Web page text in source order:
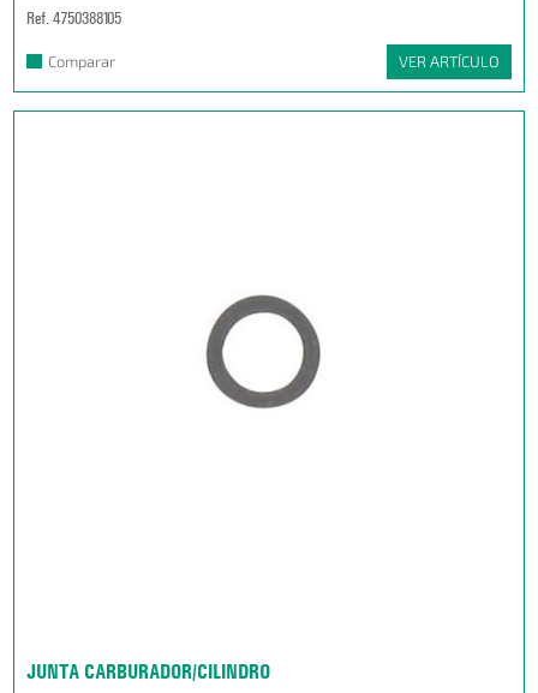
Ref. 4750388105
Comparar VER ARTÍCULO
JUNTA CARBURADOR/CILINDRO